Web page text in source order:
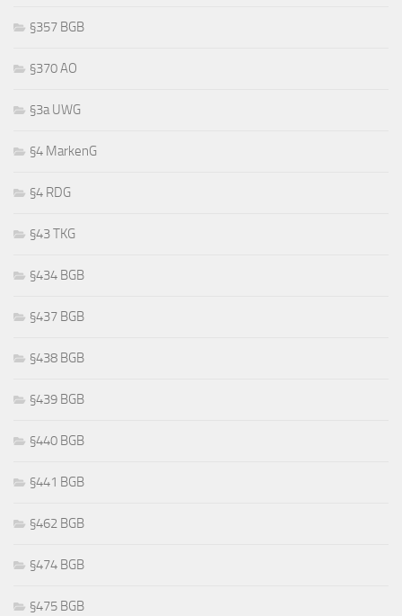
§357 BGB
§370 AO
§3a UWG
§4 MarkenG
§4 RDG
§43 TKG
§434 BGB
§437 BGB
§438 BGB
§439 BGB
§440 BGB
§441 BGB
§462 BGB
§474 BGB
§475 BGB